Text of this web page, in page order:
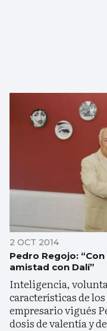
2 OCT 2014
Pedro Regojo:
amistad con Dalí”
Inteligencia,
características de
empresario vigués
dosis de valentía y